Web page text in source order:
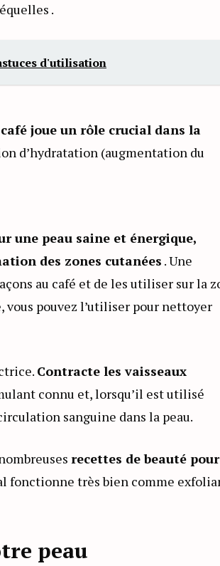
.
d'utilisation
joue un rôle crucial dans la
d’hydratation (augmentation du
une peau saine et énergique,
des zones cutanées . Une
au café et de les utiliser sur la
pouvez l’utiliser pour nettoyer
Contracte les vaisseaux
connu et, lorsqu’il est utilisé
sanguine dans la peau.
recettes de beauté pour
fonctionne très bien comme
peau